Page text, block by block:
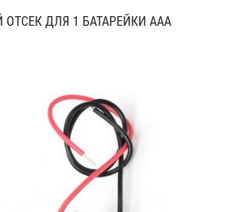
ОТСЕК ДЛЯ 1 БАТАРЕЙКИ AAA